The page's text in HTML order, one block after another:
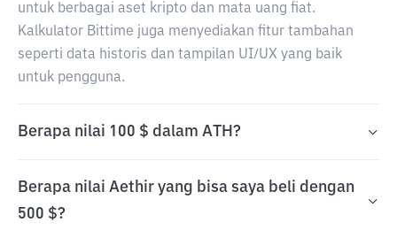
untuk berbagai aset kripto dan mata uang fiat.
Kalkulator Bittime juga menyediakan fitur tambahan
seperti data historis dan tampilan UI/UX yang baik
untuk pengguna.
Berapa nilai 100 $ dalam ATH?
Berapa nilai Aethir yang bisa saya beli dengan
500 $?